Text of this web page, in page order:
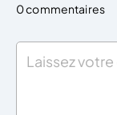
0 commentaires